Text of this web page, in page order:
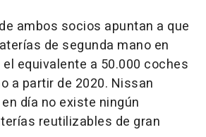
ambos socios apuntan a que
de segunda mano en
equivalente a 50.000 coches
a partir de 2020. Nissan
día no existe ningún
reutilizables de gran